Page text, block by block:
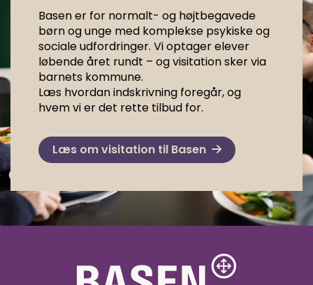
Basen er for normalt- og højtbegavede
børn og unge med komplekse psykiske og
sociale udfordringer. Vi optager elever
løbende året rundt – og visitation sker via
barnets kommune.
Læs hvordan indskrivning foregår, og
hvem vi er det rette tilbud for.
Læs om visitation til Basen